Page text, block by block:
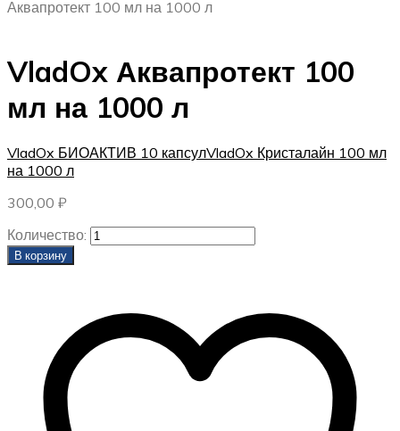
Аквапротект 100 мл на 1000 л
VladOx Аквапротект 100
мл на 1000 л
VladOx БИОАКТИВ 10 капсулVladOx Кристалайн 100 мл
на 1000 л
300,00 ₽
Количество:
В корзину